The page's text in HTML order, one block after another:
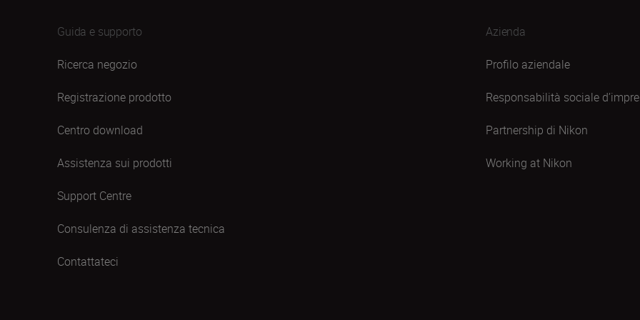
Guida e supporto
Ricerca negozio
Registrazione prodotto
Centro download
Assistenza sui prodotti
Support Centre
Consulenza di assistenza tecnica
Contattateci
Azienda
Profilo aziendale
Responsabilità sociale
Partnership di Nikon
Working at Nikon